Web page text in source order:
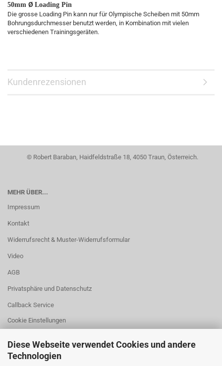
Diese Webseite verwendet Cookies und andere
Technologien
50mm Ø Loading Pin
Die grosse Loading Pin kann nur für Olympische Scheiben mit 50mm
Bohrungsdurchmesser benutzt werden, in Kombination mit vielen
verschiedenen Trainingsgeräten.
Kundenrezensionen
© Robert Baraban, Haidfeldstraße 18, 4050 Traun, Österreich.
MEHR ÜBER...
Impressum
Kontakt
Widerrufsrecht & Muster-Widerrufsformular
Video
AGB
Privatsphäre und Datenschutz
Callback Service
Cookie Einstellungen